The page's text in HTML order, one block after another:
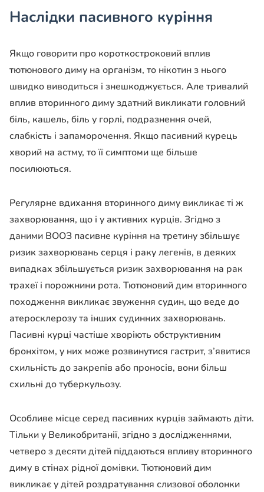
Наслідки пасивного куріння
Якщо говорити про короткостроковий вплив
тютюнового диму на організм, то нікотин з нього
швидко виводиться і знешкоджується. Але тривалий
вплив вторинного диму здатний викликати головний
біль, кашель, біль у горлі, подразнення очей,
слабкість і запаморочення. Якщо пасивний курець
хворий на астму, то її симптоми ще більше
посилюються.
Регулярне вдихання вторинного диму викликає ті ж
захворювання, що і у активних курців. Згідно з
даними ВООЗ пасивне куріння на третину збільшує
ризик захворювань серця і раку легенів, в деяких
випадках збільшується ризик захворювання на рак
трахеї і порожнини рота. Тютюновий дим вторинного
походження викликає звуження судин, що веде до
атеросклерозу та інших судинних захворювань.
Пасивні курці частіше хворіють обструктивним
бронхітом, у них може розвинутися гастрит, з’явитися
схильність до закрепів або проносів, вони більш
схильні до туберкульозу.
Особливе місце серед пасивних курців займають діти.
Тільки у Великобританії, згідно з дослідженнями,
четверо з десяти дітей піддаються впливу вторинного
диму в стінах рідної домівки. Тютюновий дим
викликає у дітей роздратування слизової оболонки